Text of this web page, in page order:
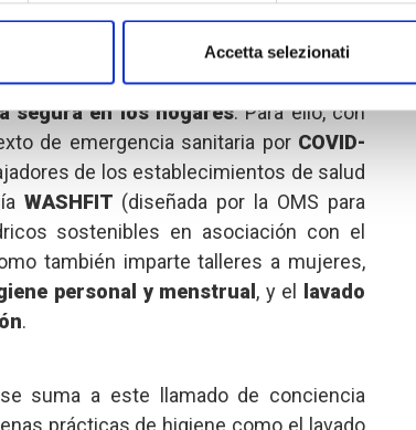
Accetta selezionati
sonla prevención y el control de
de servicios y suministros críticos de
a mujeres en tratamiento y
segura en los hogares. Para ello, con
de emergencia sanitaria por COVID-
de los establecimientos de salud
WASHFIT (diseñada por la OMS para
sostenibles en asociación con el
también imparte talleres a mujeres,
personal y menstrual , y el
lavado
.
se suma a este llamado de conciencia
prácticas de higiene como el lavado